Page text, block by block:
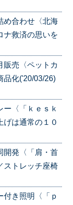
め合わせ〈北海
ナ救済の思いを
販売〈ペットカ
品化('20/03/26)
〈「ｋｅｓｋ
げは通常の１０
開発〈「肩・首
ストレッチ座椅
き照明〈「ｐ